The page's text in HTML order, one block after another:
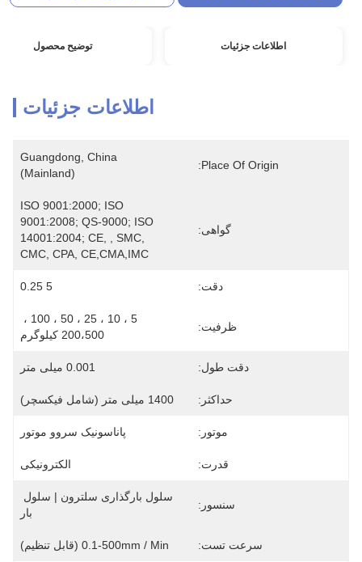
اطلاعات جزئیات توضیح محصول
اطلاعات جزئیات
Place Of Origin:
Guangdong, China
(Mainland)
گواهی:
ISO 9001:2000; ISO
9001:2008; QS-9000; ISO
14001:2004; CE, , SMC,
CMC, CPA, CE,CMA,IMC
دقت: 5 0.25
ظرفیت:
200،500 کیلوگرم
دقت طول: 0.001 میلی متر
حداکثر: 1400 میلی متر (شامل فیکسچر)
موتور: پاناسونیک سروو موتور
قدرت: الکترونیکی
سنسور:
بار
سرعت تست: 0.1-500mm / Min (قابل تنظیم)